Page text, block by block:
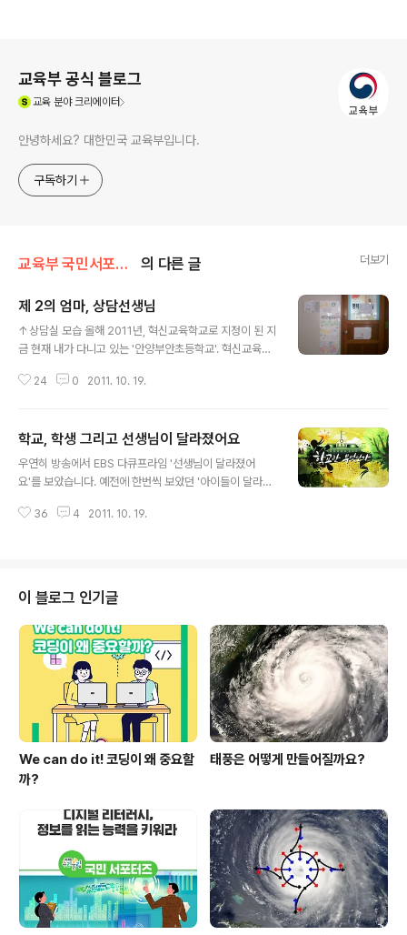
교육부 공식 블로그
교육분야 크리에이터
안녕하세요? 대한민국 교육부입니다.
구독하기
교육부 국민서포터즈 의 다른 글 더보기
제 2의 엄마, 상담선생님
↑상담실 모습 올해 2011년, 혁신교육학교로 지정이 된 지
금 현재 내가 다니고 있는 '안양부안초등학교'. 혁신교육학
들도 보조수업교사로 오시곤 하였다. 혁신교육학교로 지정
생들이 꺼려하고 잘 가지 않았지만 요즘 들어서 가는 학생
들이 점점 많아지고 우리 반에 아이들과 어울리지 못하던
아이도 이제는 점차 잘 웃게 되었다. 항상 학생들에게 웃는
선생님이 되신 계기는 어떻게 되시나요? A. 상담·심리학에
24 0 2011. 10. 19.
학교, 학생 그리고 선생님이 달라졌어요
우연히 방송에서 EBS 다큐프라임 '선생님이 달라졌어
요'를 보았습니다. 예전에 한번씩 보았던 '아이들이 달라졌
는 선생님이셨는데 시간이 지나도 가끔 학교에서 선생님들
모습이 저에겐 감동이었습니다. 수업 시간에 선생님과 눈
을 마주치지 않는 아이들의 모습, 그냥 앉아 있기만 하는 학
생들에게 그 선생님께서는 먼저 손을 내밀어 주십니다. 선
생님들께서도 저희 학생들에게 바라시는 점들이 너무 많으
시겠지만 저희들도 선생님들께 바라는 점들이 있답니다.
화면 속의 선생님 모습이 남아있는건 그 부분들을 해..
36 4 2011. 10. 19.
이 블로그 인기글
We can do it! 코딩이 왜 중요할
까?
태풍은 어떻게 만들어질까요?